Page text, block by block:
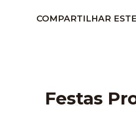
COMPARTILHAR
Festas